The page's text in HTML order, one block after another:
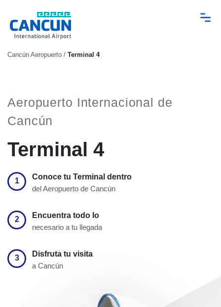
Cancún Aeropuerto / Terminal 4
Aeropuerto Internacional de
Cancún
Terminal 4
1
Conoce tu Terminal dentro
del Aeropuerto de Cancún
2
Encuentra todo lo
necesario a tu llegada
3
Disfruta tu visita
a Cancún